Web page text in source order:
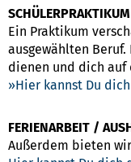
SCHÜLERPRAKTIKUM
Ein Praktikum
ausgewählten
dienen und dich auf
Hier kannst Du
FERIENARBEIT /
Außerdem bieten